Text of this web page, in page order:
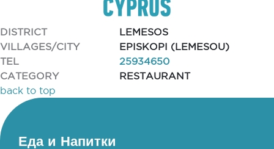
DISTRICT
LEMESOS
VILLAGES/CITY
EPISKOPI (LEMESOU)
TEL
25934650
CATEGORY
RESTAURANT
back to top
Еда и Напитки